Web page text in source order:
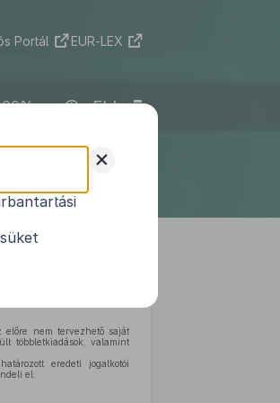
Portál EUR-LEX
ELI
előre nem tervezhető saját
többletkiadások, valamint
eredeti jogalkotói
el:
+